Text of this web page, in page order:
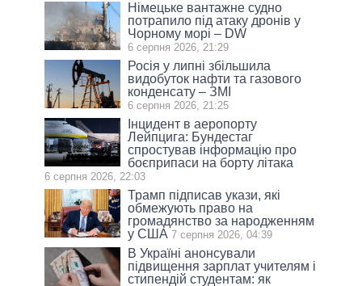
Німецьке вантажне судно
потрапило під атаку дронів у
Чорному морі – DW
6 серпня 2026, 21:29
Росія у липні збільшила
видобуток нафти та газового
конденсату – ЗМІ
6 серпня 2026, 21:25
Інцидент в аеропорту
Лейпцига: Бундестаг
спростував інформацію про
боєприпаси на борту літака
6 серпня 2026, 22:03
Трамп підписав укази, які
обмежують право на
громадянство за народженням
у США 7 серпня 2026, 04:39
В Україні анонсували
підвищення зарплат учителям і
стипендій студентам: як